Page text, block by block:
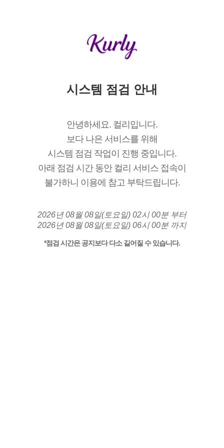
시스템 점검 안내
안녕하세요. 컬리입니다.
보다 나은 서비스를 위해
시스템 점검 작업이 진행 중입니다.
아래 점검 시간 동안 컬리 서비스 접속이
불가하니 이용에 참고 부탁드립니다.
2026년 08월 08일(토요일) 02시 00분 부터
2026년 08월 08일(토요일) 06시 00분 까지
*점검 시간은 공지보다 다소 길어질 수 있습니다.